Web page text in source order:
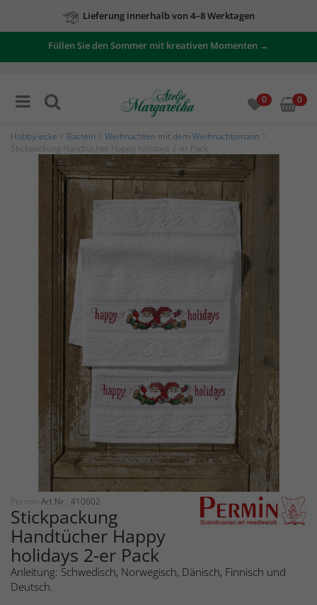
Lieferung innerhalb von 4–8 Werktagen
Füllen Sie den Sommer mit kreativen Momenten →
0 0
Hobby-ecke Basteln Weihnachten mit dem Weihnachtsmann
Stickpackung Handtücher Happy holidays 2-er Pack
Permin Art.Nr.: 410602
Stickpackung
Handtücher Happy
holidays 2-er Pack
Anleitung: Schwedisch, Norwegisch, Dänisch, Finnisch und
Deutsch.